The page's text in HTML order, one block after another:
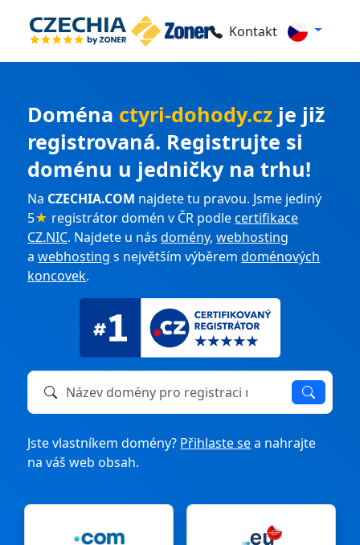
Kontakt
Doména ctyri-dohody.cz je již
registrovaná. Registrujte si
doménu u jedničky na trhu!
Na CZECHIA.COM najdete tu pravou. Jsme jediný
5★ registrátor domén v ČR podlecertifikace
CZ.NIC. Najdete u násdomény,webhosting
awebhosting s největším výběremdoménových
koncovek.
Název domény k registraci nebo převodu
Jste vlastníkem domény? Přihlaste sea nahrajte
na váš web obsah.